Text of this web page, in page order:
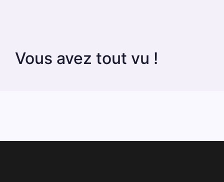
Vous avez tout vu !